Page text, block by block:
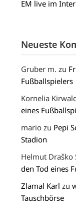
EM live im
Neueste
Gruber m. zu
Fußballspielers
Kornelia
eines
mario zu Pepi
Stadion
Helmut Draško
den Tod eines
Zlamal Karl zu
Tauschbörse